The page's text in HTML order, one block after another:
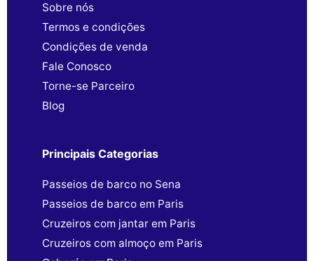
Sobre nós
Termos e condições
Condições de venda
Fale Conosco
Torne-se Parceiro
Blog
Principais Categorias
Passeios de barco no Sena
Passeios de barco em Paris
Cruzeiros com jantar em Paris
Cruzeiros com almoço em Paris